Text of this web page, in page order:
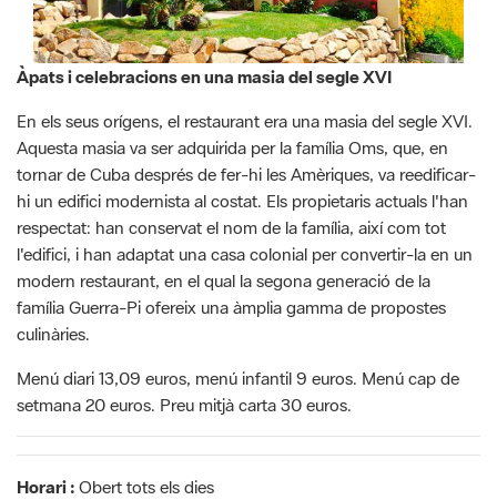
Àpats i celebracions en una masia del segle XVI
En els seus orígens, el restaurant era una masia del segle XVI.
Aquesta masia va ser adquirida per la família Oms, que, en
tornar de Cuba després de fer-hi les Amèriques, va reedificar-
hi un edifici modernista al costat. Els propietaris actuals l'han
respectat: han conservat el nom de la família, així com tot
l'edifici, i han adaptat una casa colonial per convertir-la en un
modern restaurant, en el qual la segona generació de la
família Guerra-Pi ofereix una àmplia gamma de propostes
culinàries.
Menú diari 13,09 euros, menú infantil 9 euros. Menú cap de
setmana 20 euros. Preu mitjà carta 30 euros.
Horari : Obert tots els dies